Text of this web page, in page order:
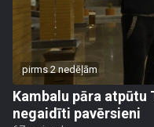
pirms 2 nedēļām
Kambalu pāra
negaidīti pavērsieni